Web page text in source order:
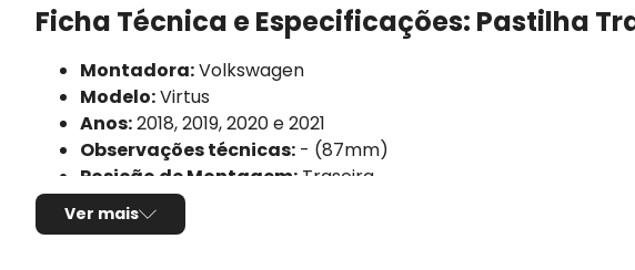
Ficha Técnica e Especificações: Pastilha
Montadora:Volkswagen
Modelo:Virtus
Anos:2018, 2019, 2020 e 2021
Observações técnicas: - (87mm)
Posição de Montagem: Traseira
Tipo de produto:
Marca/Fabricante:
Ver mais